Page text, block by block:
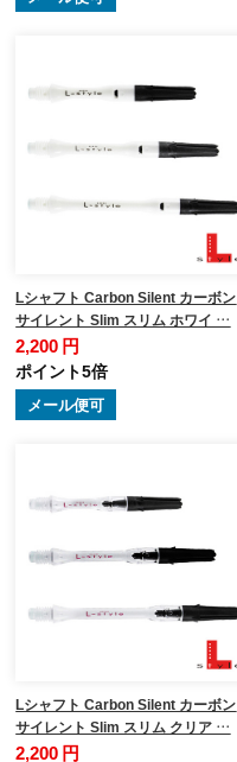
Lシャフト Carbon Silent カーボン
サイレント Slim スリム ホワイ …
2,200 円
ポイント5倍
メール便可
Lシャフト Carbon Silent カーボン
サイレント Slim スリム クリア …
2,200 円